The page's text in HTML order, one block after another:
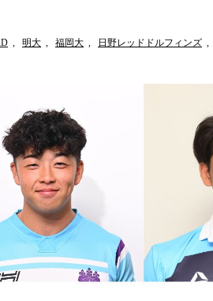
, 明大 , 福岡大 , 日野レッドドルフィンズ ,